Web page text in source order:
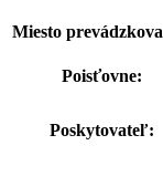
Miesto
Poisťovne:
Poskytovateľ: